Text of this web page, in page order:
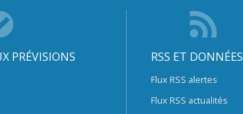
PRÉVISIONS RSS ET DONNÉES
Flux RSS alertes
Flux RSS actualités